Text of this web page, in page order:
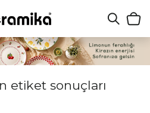
etiket sonuçları